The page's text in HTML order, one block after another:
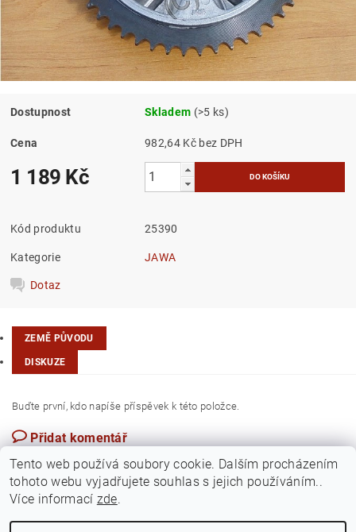
Dostupnost Skladem (>5 ks)
Cena 982,64 Kč bez DPH
1 189 Kč
Kód produktu 25390
Kategorie JAWA
Dotaz
ZEMĚ PŮVODU
DISKUZE
Buďte první, kdo napíše příspěvek k této položce.
Přidat komentář
Tento web používá soubory cookie. Dalším procházením
tohoto webu vyjadřujete souhlas s jejich používáním..
Více informací zde.